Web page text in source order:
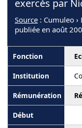
exercés par
Source : Cumuleo
publiée en août